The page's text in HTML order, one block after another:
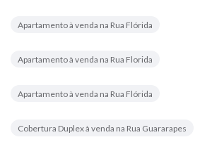
Apartamento à venda na Rua Flórida
Apartamento à venda na Rua Florida
Apartamento à venda na Rua Flórida
Cobertura Duplex à venda na Rua Guararapes